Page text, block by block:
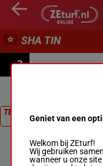
SHA TIN
3
TERUG NAAR
RACEGeniet van een
Welkom bij ZEturf!
Wij gebruiken
wanneer u onze